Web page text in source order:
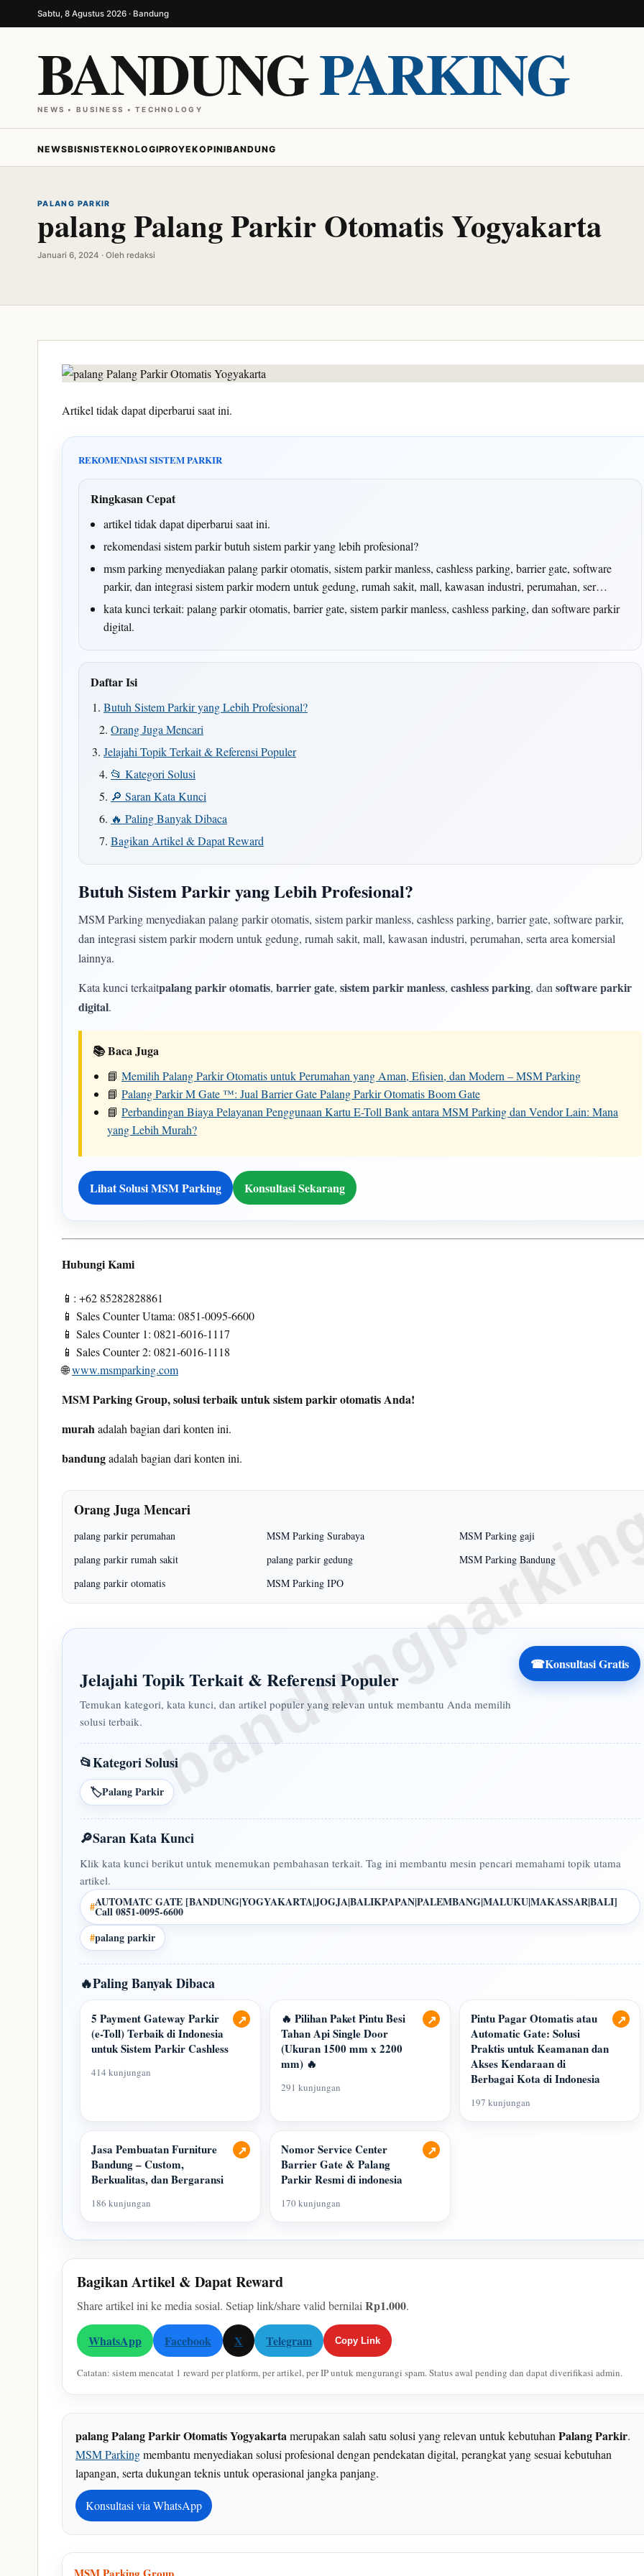
Sabtu, 8 Agustus 2026 · Bandung
BANDUNGPARKING
NEWS • BUSINESS • TECHNOLOGY
NEWSBISNISTEKNOLOGIPROYEKOPINIBANDUNG
PALANG PARKIR
palang Palang Parkir Otomatis Yogyakarta
Januari 6, 2024 · Oleh redaksi
Artikel tidak dapat diperbarui saat ini.
REKOMENDASI SISTEM PARKIR
Ringkasan Cepat
artikel tidak dapat diperbarui saat ini.
rekomendasi sistem parkir butuh sistem parkir yang lebih profesional?
msm parking menyediakan palang parkir otomatis, sistem parkir manless, cashless parking, barrier gate, software
parkir, dan integrasi sistem parkir modern untuk gedung, rumah sakit, mall, kawasan industri, perumahan, ser…
kata kunci terkait: palang parkir otomatis, barrier gate, sistem parkir manless, cashless parking, dan software parkir
digital.
Daftar Isi
Butuh Sistem Parkir yang Lebih Profesional?
Orang Juga Mencari
Jelajahi Topik Terkait & Referensi Populer
📂 Kategori Solusi
🔎 Saran Kata Kunci
🔥 Paling Banyak Dibaca
Bagikan Artikel & Dapat Reward
Butuh Sistem Parkir yang Lebih Profesional?
MSM Parking menyediakan palang parkir otomatis, sistem parkir manless, cashless parking, barrier gate, software parkir,
dan integrasi sistem parkir modern untuk gedung, rumah sakit, mall, kawasan industri, perumahan, serta area komersial
lainnya.
Kata kunci terkaitpalang parkir otomatis, barrier gate, sistem parkir manless, cashless parking, dan software parkir
digital.
📚 Baca Juga
📘 Memilih Palang Parkir Otomatis untuk Perumahan yang Aman, Efisien, dan Modern – MSM Parking
📘 Palang Parkir M Gate ™: Jual Barrier Gate Palang Parkir Otomatis Boom Gate
📘 Perbandingan Biaya Pelayanan Penggunaan Kartu E-Toll Bank antara MSM Parking dan Vendor Lain: Mana
yang Lebih Murah?
Lihat Solusi MSM Parking Konsultasi Sekarang
Hubungi Kami
📱: +62 85282828861
📱 Sales Counter Utama: 0851-0095-6600
📱 Sales Counter 1: 0821-6016-1117
📱 Sales Counter 2: 0821-6016-1118
🌐www.msmparking.com
MSM Parking Group, solusi terbaik untuk sistem parkir otomatis Anda!
murah adalah bagian dari konten ini.
bandungadalah bagian dari konten ini.
Orang Juga Mencari
palang parkir perumahan MSM Parking Surabaya
MSM Parking gaji
palang parkir rumah sakit
palang parkir gedung
MSM Parking Bandung
palang parkir otomatis
MSM Parking IPO
Jelajahi Topik Terkait & Referensi Populer
Temukan kategori, kata kunci, dan artikel populer yang relevan untuk membantu Anda memilih
solusi terbaik.
☎Konsultasi Gratis
📂Kategori Solusi
🏷️Palang Parkir
🔎Saran Kata Kunci
Klik kata kunci berikut untuk menemukan pembahasan terkait. Tag ini membantu mesin pencari memahami topik utama
artikel.
#AUTOMATC GATE [BANDUNG|YOGYAKARTA|JOGJA|BALIKPAPAN|PALEMBANG|MALUKU|MAKASSAR|BALI]
Call 0851-0095-6600
#palang parkir
🔥Paling Banyak Dibaca
↗
5 Payment Gateway Parkir
(e-Toll) Terbaik di Indonesia
untuk Sistem Parkir Cashless
414 kunjungan
↗
🔥 Pilihan Paket Pintu Besi
Tahan Api Single Door
(Ukuran 1500 mm x 2200
mm) 🔥
291 kunjungan
↗
Pintu Pagar Otomatis atau
Automatic Gate: Solusi
Praktis untuk Keamanan dan
Akses Kendaraan di
Berbagai Kota di Indonesia
197 kunjungan
↗
Jasa Pembuatan Furniture
Bandung – Custom,
Berkualitas, dan Bergaransi
186 kunjungan
↗
Nomor Service Center
Barrier Gate & Palang
Parkir Resmi di indonesia
170 kunjungan
Bagikan Artikel & Dapat Reward
Share artikel ini ke media sosial. Setiap link/share valid bernilai Rp1.000.
WhatsApp Facebook X Telegram Copy Link
Catatan: sistem mencatat 1 reward per platform, per artikel, per IP untuk mengurangi spam. Status awal pending dan dapat diverifikasi admin.
palang Palang Parkir Otomatis Yogyakarta merupakan salah satu solusi yang relevan untuk kebutuhan Palang Parkir.
MSM Parkingmembantu menyediakan solusi profesional dengan pendekatan digital, perangkat yang sesuai kebutuhan
lapangan, serta dukungan teknis untuk operasional jangka panjang.
Konsultasi via WhatsApp
MSM Parking Group